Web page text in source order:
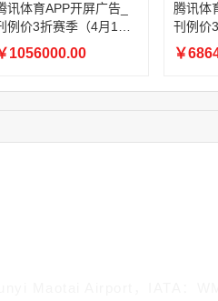
讯体育APP开屏广告_
例价3折赛季（4月1日-
月8日）
1056000.00
腾讯体
刊例价
日-9月
￥